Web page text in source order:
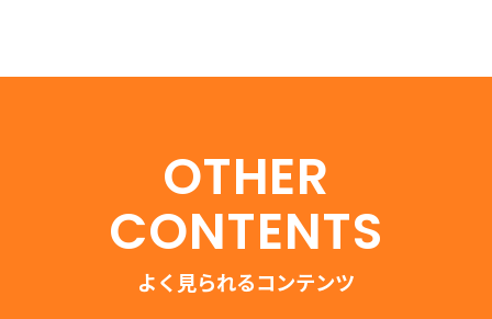
OTHER
CONTENTS
よく見られるコンテンツ